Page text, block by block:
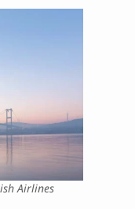
Airlines